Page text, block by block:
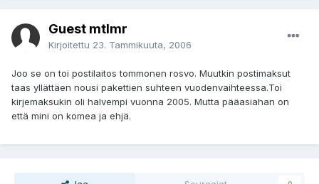
Guest mtlmr
Kirjoitettu 23. Tammikuuta, 2006
Joo se on toi postilaitos tommonen rosvo. Muutkin postimaksut
taas yllättäen nousi pakettien suhteen vuodenvaihteessa.Toi
kirjemaksukin oli halvempi vuonna 2005. Mutta pääasiahan on
että mini on komea ja ehjä.